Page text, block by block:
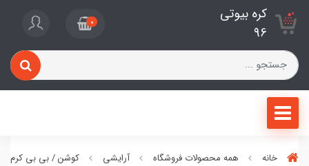
کره بیوتی
96
0
خانه همه محصولات فروشگاه آرایشی
کوشن / بی بی کرم /